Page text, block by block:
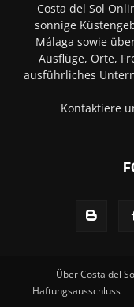
Costa del Sol
sonnige
Málaga sowie
Ausflüge, Orte,
ausführliches
Kontaktiere
Über Costa del
Haftungsausschluss